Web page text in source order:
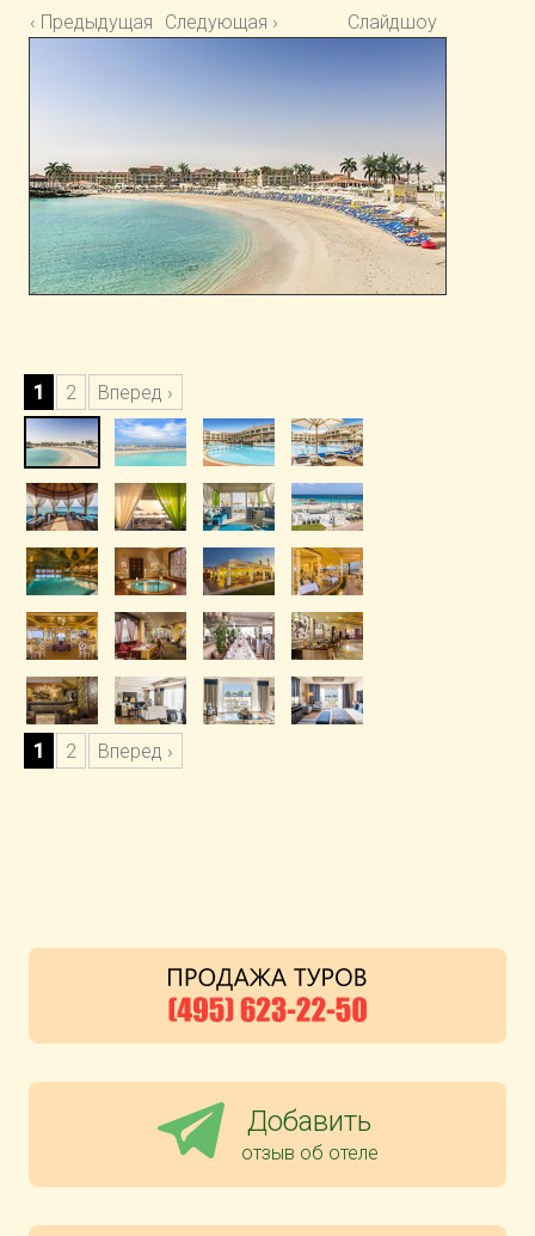
‹ Предыдущая Следующая › Слайдшоу
1 2 Вперед ›
1 2 Вперед ›
Добавить
отзыв об отеле